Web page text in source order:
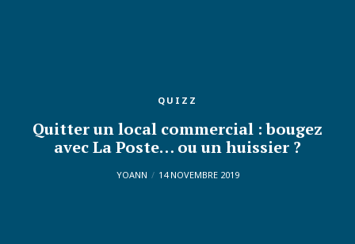
QUIZZ
Quitter un local commercial : bougez
avec La Poste… ou un huissier ?
YOANN 14 NOVEMBRE 2019